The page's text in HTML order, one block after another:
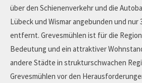
über den Schienenverkehr und die
Lübeck und Wismar angebunden und nur
entfernt. Grevesmühlen ist für die
Bedeutung und ein attraktiver
andere Städte in strukturschwachen
Grevesmühlen vor den